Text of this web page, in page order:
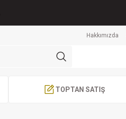
Hakkımızda
TOPTAN SATIŞ